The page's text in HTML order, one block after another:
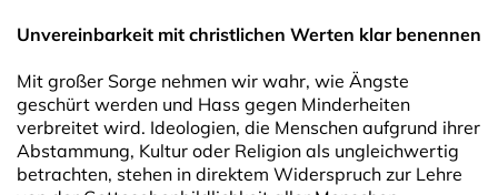
Unvereinbarkeit mit christlichen Werten klar benennen
Mit großer Sorge nehmen wir wahr, wie Ängste
geschürt werden und Hass gegen Minderheiten
verbreitet wird. Ideologien, die Menschen aufgrund ihrer
Abstammung, Kultur oder Religion als ungleichwertig
betrachten, stehen in direktem Widerspruch zur Lehre